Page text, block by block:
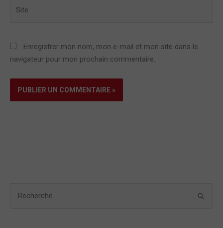
Enregistrer mon nom, mon e-mail et mon site dans le
navigateur pour mon prochain commentaire.